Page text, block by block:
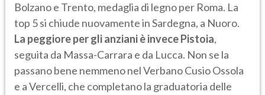
Bolzano e Trento, medaglia di legno per Roma. La
top 5 si chiude nuovamente in Sardegna, a Nuoro.
La peggiore per gli anziani è invece Pistoia,
seguita da Massa-Carrara e da Lucca. Non se la
passano bene nemmeno nel Verbano Cusio Ossola
e a Vercelli, che completano la graduatoria delle